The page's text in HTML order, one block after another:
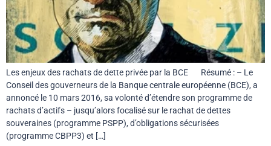
Les enjeux des rachats de dette privée par la BCE Résumé : – Le
Conseil des gouverneurs de la Banque centrale européenne (BCE), a
annoncé le 10 mars 2016, sa volonté d’étendre son programme de
rachats d’actifs – jusqu’alors focalisé sur le rachat de dettes
souveraines (programme PSPP), d’obligations sécurisées
(programme CBPP3) et […]